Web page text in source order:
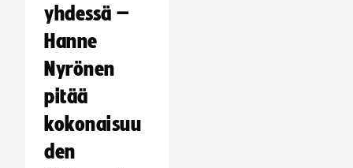
yhdessä –
Hanne
Nyrönen
pitää
kokonaisuu
den